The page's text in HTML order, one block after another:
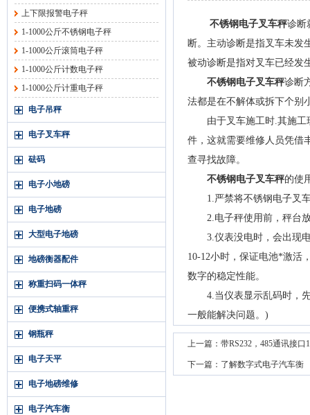
上下限报警电子秤
1-1000公斤不锈钢电子秤
1-1000公斤滚筒电子秤
1-1000公斤计数电子秤
1-1000公斤计重电子秤
电子吊秤
电子叉车秤
砝码
电子小地磅
电子地磅
大型电子地磅
地磅衡器配件
称重扫码一体秤
便携式轴重秤
钢瓶秤
电子天平
电子地磅维修
电子汽车衡
不锈钢电子叉车秤诊断
断。主动诊断是指叉车未发
被动诊断是指对叉车已经发
不锈钢电子叉车秤诊断
法都是在不解体或拆下个别
由于叉车施工时.其施工现
件，这就需要维修人员凭借
查寻找故障。
不锈钢电子叉车秤的使
1.严禁将不锈钢电子叉车
2.电子秤使用前，秤台放
3.仪表没电时，会出现电
10-12小时，保证电池*激活
数字的稳定性能。
4.当仪表显示乱码时，先
一般能解决问题。)
上一篇： 带RS232，485通讯接
下一篇： 了解数字式电子汽车衡